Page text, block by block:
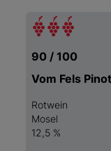
90 / 100
Vom Fels
Rotwein
Mosel
12,5 %